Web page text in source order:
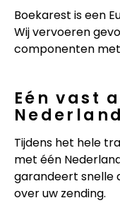
Boekarest is een
Wij vervoeren
componenten
Eén vast
Nederland
Tijdens het hele
met één
garandeert snelle
over uw zending.